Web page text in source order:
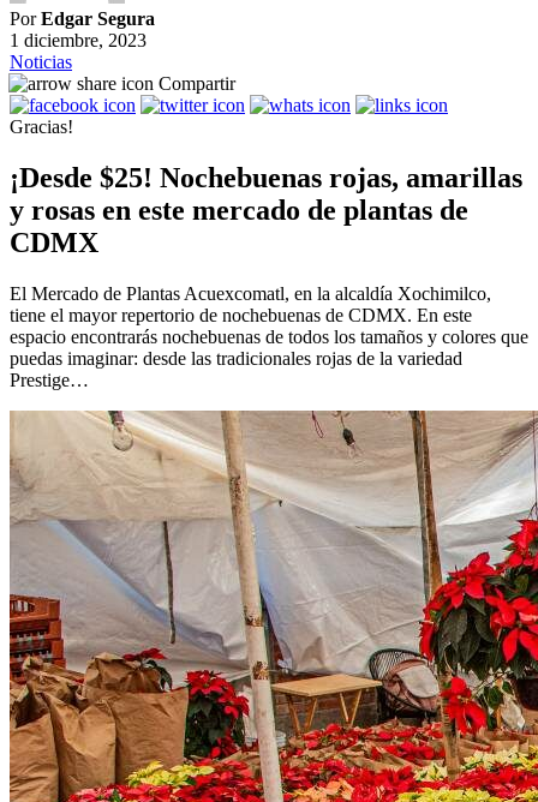
PorEdgar Segura
1 diciembre, 2023
Noticias
Compartir
Gracias!
¡Desde $25! Nochebuenas rojas, amarillas
y rosas en este mercado de plantas de
CDMX
El Mercado de Plantas Acuexcomatl, en la alcaldía Xochimilco,
tiene el mayor repertorio de nochebuenas de CDMX. En este
espacio encontrarás nochebuenas de todos los tamaños y colores que
puedas imaginar: desde las tradicionales rojas de la variedad
Prestige…